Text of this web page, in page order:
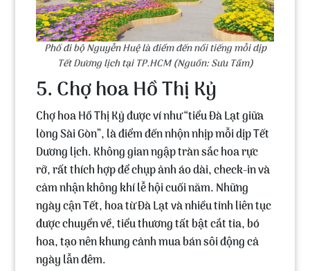
Phố đi bộ Nguyễn Huệ là điểm đến nổi tiếng mỗi dịp
Tết Dương lịch tại TP.HCM (Nguồn: Sưu Tầm)
5. Chợ hoa Hồ Thị Kỷ
Chợ hoa Hồ Thị Kỷđược ví như “tiểu Đà Lạt giữa
lòng Sài Gòn”, là điểm đến nhộn nhịp mỗi dịp Tết
Dương lịch. Không gian ngập tràn sắc hoa rực
rỡ, rất thích hợp để chụp ảnh áo dài, check-in và
cảm nhận không khí lễ hội cuối năm. Những
ngày cận Tết, hoa từ Đà Lạt và nhiều tỉnh liên tục
được chuyển về, tiểu thương tất bật cắt tỉa, bó
hoa, tạo nên khung cảnh mua bán sôi động cả
ngày lẫn đêm.